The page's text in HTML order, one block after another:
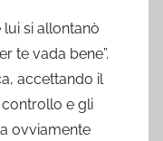
lui si allontanò
te vada bene”.
accettando il
e gli
ovviamente